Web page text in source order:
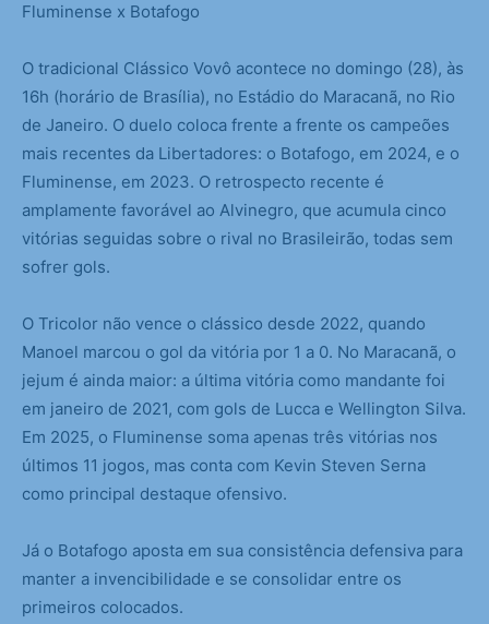
Fluminense x Botafogo
O tradicional Clássico Vovô acontece no domingo (28), às
16h (horário de Brasília), no Estádio do Maracanã, no Rio
de Janeiro. O duelo coloca frente a frente os campeões
mais recentes da Libertadores: o Botafogo, em 2024, e o
Fluminense, em 2023. O retrospecto recente é
amplamente favorável ao Alvinegro, que acumula cinco
vitórias seguidas sobre o rival no Brasileirão, todas sem
sofrer gols.
O Tricolor não vence o clássico desde 2022, quando
Manoel marcou o gol da vitória por 1 a 0. No Maracanã, o
jejum é ainda maior: a última vitória como mandante foi
em janeiro de 2021, com gols de Lucca e Wellington Silva.
Em 2025, o Fluminense soma apenas três vitórias nos
últimos 11 jogos, mas conta com Kevin Steven Serna
como principal destaque ofensivo.
Já o Botafogo aposta em sua consistência defensiva para
manter a invencibilidade e se consolidar entre os
primeiros colocados.